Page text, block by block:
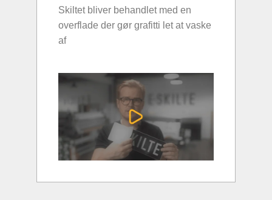
Skiltet bliver behandlet med en
overflade der gør grafitti let at vaske
af